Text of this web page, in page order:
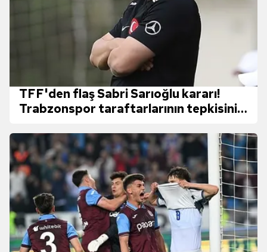
TFF'den flaş Sabri Sarıoğlu kararı!
Trabzonspor taraftarlarının tepkisini